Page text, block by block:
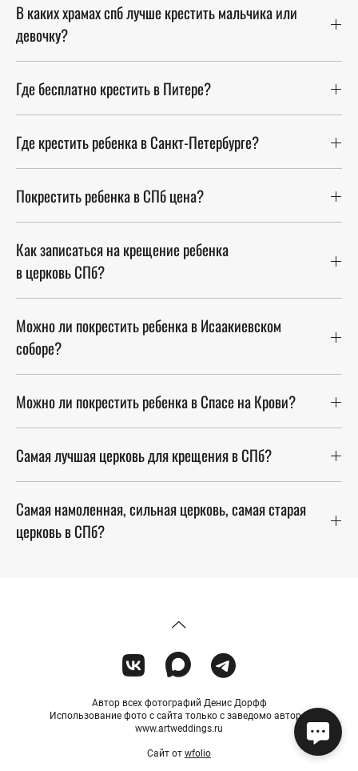
В каких храмах спб лучше крестить мальчика или
девочку?
Где бесплатно крестить в Питере?
Где крестить ребенка в Санкт-Петербурге?
Покрестить ребенка в СПб цена?
Как записаться на крещение ребенка
в церковь СПб?
Можно ли покрестить ребенка в Исаакиевском
соборе?
Можно ли покрестить ребенка в Спасе на Крови?
Самая лучшая церковь для крещения в СПб?
Самая намоленная, сильная церковь, самая старая
церковь в СПб?
Автор всех фотографий Денис Дорфф
Использование фото с сайта только с заведомо автора.
www.artweddings.ru
Сайт от wfolio